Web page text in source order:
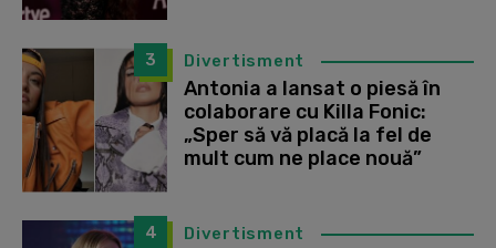
3 Divertisment
Antonia a lansat o piesă în
colaborare cu Killa Fonic:
„Sper să vă placă la fel de
mult cum ne place nouă”
4 Divertisment